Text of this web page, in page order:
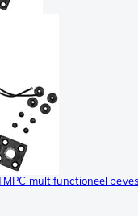
multifunctioneel